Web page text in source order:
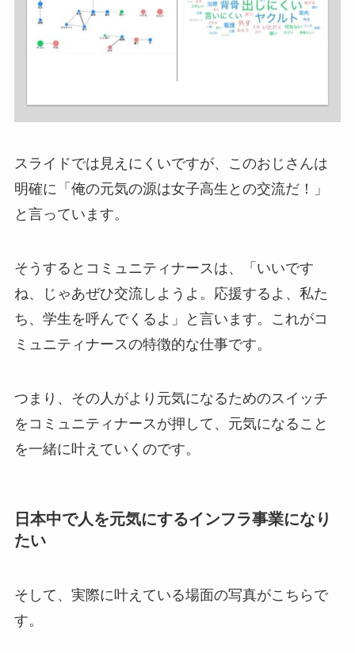
スライドでは見えにくいですが、このおじさんは
明確に「俺の元気の源は女子高生との交流だ！」
と言っています。
そうするとコミュニティナースは、「いいです
ね、じゃあぜひ交流しようよ。応援するよ、私た
ち、学生を呼んでくるよ」と言います。これがコ
ミュニティナースの特徴的な仕事です。
つまり、その人がより元気になるためのスイッチ
をコミュニティナースが押して、元気になること
を一緒に叶えていくのです。
日本中で人を元気にするインフラ事業になり
たい
そして、実際に叶えている場面の写真がこちらで
す。